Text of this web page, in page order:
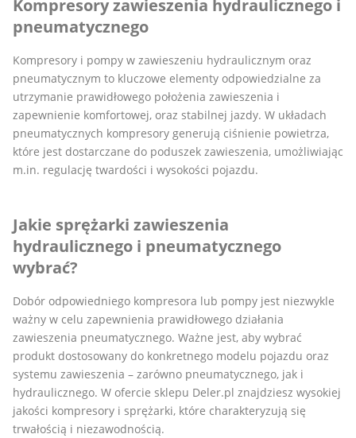
Kompresory zawieszenia hydraulicznego i
pneumatycznego
Kompresory i pompy w zawieszeniu hydraulicznym oraz
pneumatycznym to kluczowe elementy odpowiedzialne za
utrzymanie prawidłowego położenia zawieszenia i
zapewnienie komfortowej, oraz stabilnej jazdy. W układach
pneumatycznych kompresory generują ciśnienie powietrza,
które jest dostarczane do poduszek zawieszenia, umożliwiając
m.in. regulację twardości i wysokości pojazdu.
Jakie sprężarki zawieszenia
hydraulicznego i pneumatycznego
wybrać?
Dobór odpowiedniego kompresora lub pompy jest niezwykle
ważny w celu zapewnienia prawidłowego działania
zawieszenia pneumatycznego. Ważne jest, aby wybrać
produkt dostosowany do konkretnego modelu pojazdu oraz
systemu zawieszenia – zarówno pneumatycznego, jak i
hydraulicznego. W ofercie sklepu Deler.pl znajdziesz wysokiej
jakości kompresory i sprężarki, które charakteryzują się
trwałością i niezawodnością.